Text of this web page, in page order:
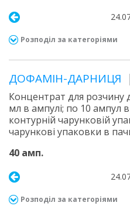
Розподіл за категоріями
ДОФАМІН-ДАРНИЦЯ
Концентрат для розчину
мл в ампулі; по 10 ампул
контурній чарунковій
чарункові упаковки в
40 амп.
Розподіл за категоріями